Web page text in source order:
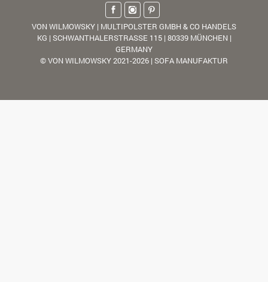
VON WILMOWSKY | MULTIPOLSTER GMBH & CO HANDELS
KG | SCHWANTHALERSTRASSE 115 | 80339 MÜNCHEN |
GERMANY
© VON WILMOWSKY 2021-2026 | SOFA MANUFAKTUR